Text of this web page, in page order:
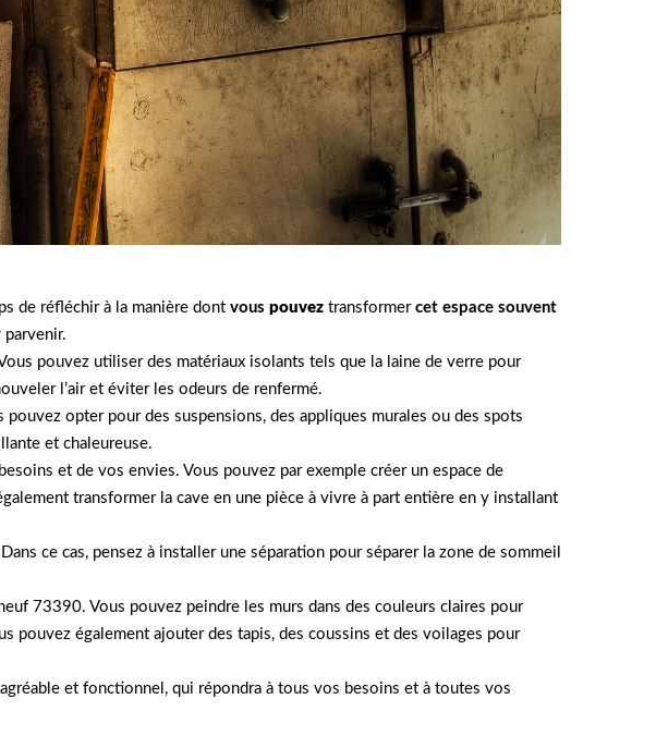
de réfléchir à la manière dont vous pouvez transformer cet espace souvent
pouvez utiliser des matériaux isolants tels que la laine de verre pour
l’air et éviter les odeurs de renfermé.
opter pour des suspensions, des appliques murales ou des spots
et chaleureuse.
et de vos envies. Vous pouvez par exemple créer un espace de
transformer la cave en une pièce à vivre à part entière en y installant
ce cas, pensez à installer une séparation pour séparer la zone de sommeil
73390. Vous pouvez peindre les murs dans des couleurs claires pour
pouvez également ajouter des tapis, des coussins et des voilages pour
et fonctionnel, qui répondra à tous vos besoins et à toutes vos